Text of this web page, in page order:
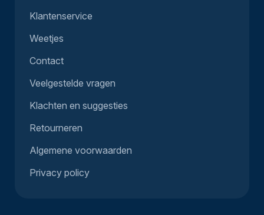
Klantenservice
Weetjes
Contact
Veelgestelde vragen
Klachten en suggesties
Retourneren
Algemene voorwaarden
Privacy policy